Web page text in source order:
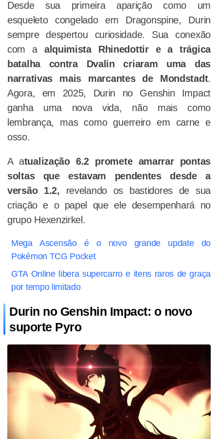
Desde sua primeira aparição como um
esqueleto congelado em Dragonspine, Durin
sempre despertou curiosidade. Sua conexão
com a alquimista Rhinedottir e a trágica
batalha contra Dvalin criaram uma das
narrativas mais marcantes de Mondstadt.
Agora, em 2025, Durin no Genshin Impact
ganha uma nova vida, não mais como
lembrança, mas como guerreiro em carne e
osso.
A atualização 6.2 promete amarrar pontas
soltas que estavam pendentes desde a
versão 1.2, revelando os bastidores de sua
criação e o papel que ele desempenhará no
grupo Hexenzirkel.
Mega Ascensão é o novo grande update do
Pokémon TCG Pocket
GTA Online libera supercarro e itens raros de graça
por tempo limitado
Durin no Genshin Impact: o novo
suporte Pyro